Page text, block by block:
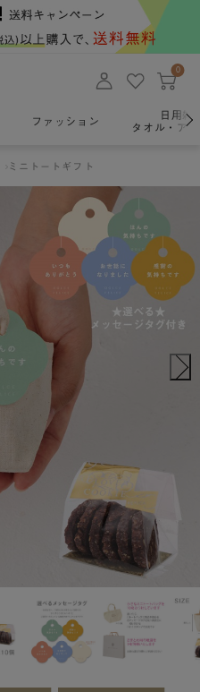
0
ファッション
日用雑
タオル・ア
ミニトートギフト